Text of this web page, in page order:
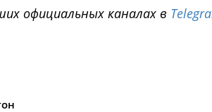
официальных каналах в